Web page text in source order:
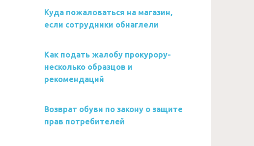
Куда пожаловаться на магазин,
если сотрудники обнаглели
Как подать жалобу прокурору-
несколько образцов и
рекомендаций
Возврат обуви по закону о защите
прав потребителей